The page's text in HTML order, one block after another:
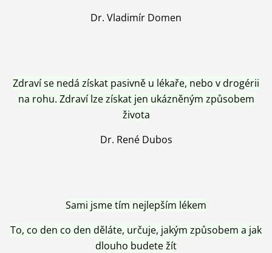
Dr. Vladimír Domen
Zdraví se nedá získat pasivně u lékaře, nebo v drogérii
na rohu. Zdraví lze získat jen ukázněným způsobem
života
Dr. René Dubos
Sami jsme tím nejlepším lékem
To, co den co den děláte, určuje, jakým způsobem a jak
dlouho budete žít